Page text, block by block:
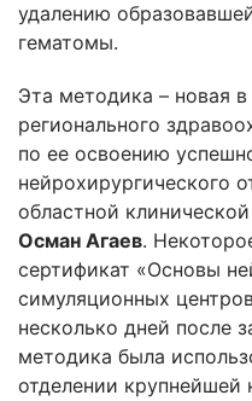
удалению
гематомы.
Эта методика – новая
регионального
по ее освоению
нейрохирургического
областной
Осман Агаев.
сертификат «Основы
симуляционных
несколько дней после
методика была
отделении крупнейшей